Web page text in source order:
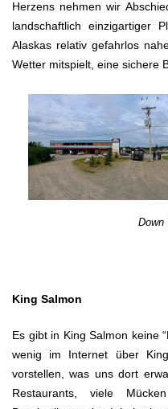
Herzens nehmen wir
landschaftlich einzigartiger
Alaskas relativ gefahrlos
Wetter mitspielt, eine sichere
Down
King Salmon
Es gibt in King Salmon keine
wenig im Internet über
vorstellen, was uns dort
Restaurants, viele